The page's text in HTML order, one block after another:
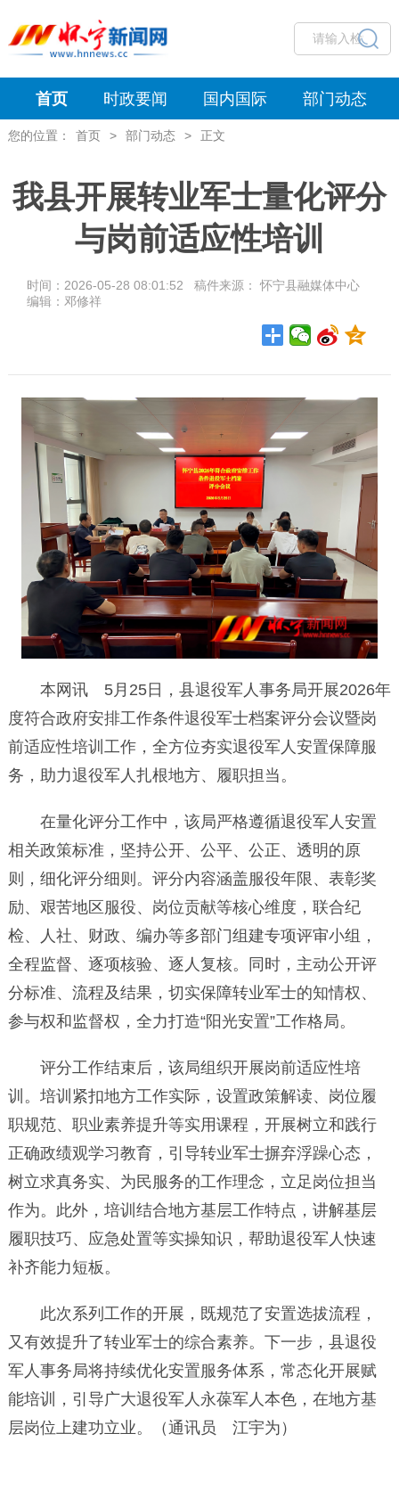
首页 时政要闻 国内国际 部门动态
您的位置： 首页 > 部门动态 > 正文
我县开展转业军士量化评分
与岗前适应性培训
时间：2026-05-28 08:01:52 稿件来源： 怀宁县融媒体中心
编辑：邓修祥
本网讯 5月25日，县退役军人事务局开展2026年
度符合政府安排工作条件退役军士档案评分会议暨岗
前适应性培训工作，全方位夯实退役军人安置保障服
务，助力退役军人扎根地方、履职担当。
在量化评分工作中，该局严格遵循退役军人安置
相关政策标准，坚持公开、公平、公正、透明的原
则，细化评分细则。评分内容涵盖服役年限、表彰奖
励、艰苦地区服役、岗位贡献等核心维度，联合纪
检、人社、财政、编办等多部门组建专项评审小组，
全程监督、逐项核验、逐人复核。同时，主动公开评
分标准、流程及结果，切实保障转业军士的知情权、
参与权和监督权，全力打造“阳光安置”工作格局。
评分工作结束后，该局组织开展岗前适应性培
训。培训紧扣地方工作实际，设置政策解读、岗位履
职规范、职业素养提升等实用课程，开展树立和践行
正确政绩观学习教育，引导转业军士摒弃浮躁心态，
树立求真务实、为民服务的工作理念，立足岗位担当
作为。此外，培训结合地方基层工作特点，讲解基层
履职技巧、应急处置等实操知识，帮助退役军人快速
补齐能力短板。
此次系列工作的开展，既规范了安置选拔流程，
又有效提升了转业军士的综合素养。下一步，县退役
军人事务局将持续优化安置服务体系，常态化开展赋
能培训，引导广大退役军人永葆军人本色，在地方基
层岗位上建功立业。（通讯员 江宇为）